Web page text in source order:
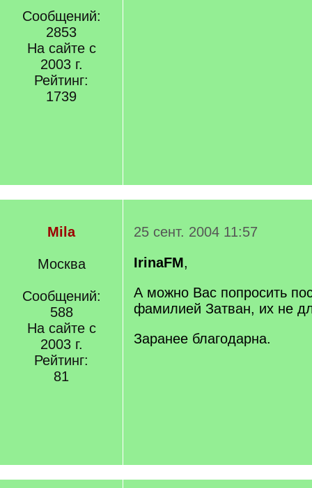
Сообщений:
2853
На сайте с
2003 г.
Рейтинг:
1739
Mila
Москва
Сообщений:
588
На сайте с
2003 г.
Рейтинг:
81
25 сент. 2004 11:57
IrinaFM,
А можно Вас попросить
фамилией Затван, их не
Заранее благодарна.